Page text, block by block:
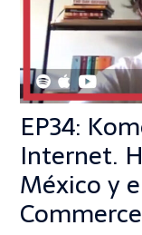
EP34:
Internet.
México y